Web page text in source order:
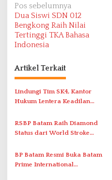
N
a
v
i
g
a
s
i
o
Pos sebelumnya
Dua Siswi SDN 012
Bengkong Raih Nilai
Tertinggi TKA Bahasa
Indonesia
Artikel Terkait
Lindungi Tim SK4, Kantor
Hukum Lentera Keadilan
Perlawanan ke Petugas di
Bukik Batarah
RSBP Batam Raih Diamond
Status dari World Stroke
Penanganan Stroke
Berstandar Internasional
BP Batam Resmi Buka Batam
Prime International